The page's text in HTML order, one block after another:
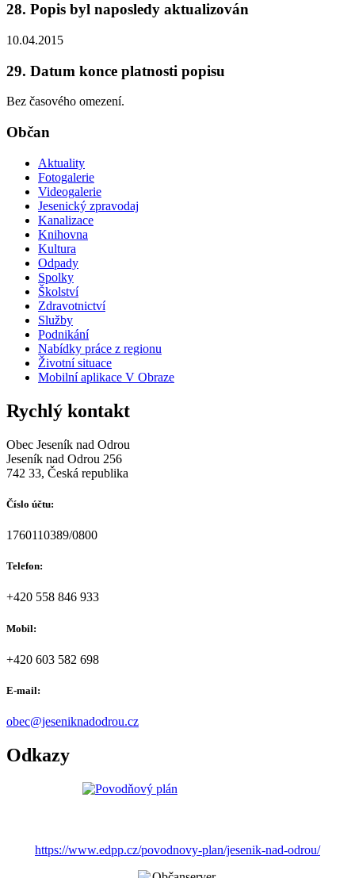
28. Popis byl naposledy aktualizován
10.04.2015
29. Datum konce platnosti popisu
Bez časového omezení.
Občan
Aktuality
Fotogalerie
Videogalerie
Jesenický zpravodaj
Kanalizace
Knihovna
Kultura
Odpady
Spolky
Školství
Zdravotnictví
Služby
Podnikání
Nabídky práce z regionu
Životní situace
Mobilní aplikace V Obraze
Rychlý kontakt
Obec Jeseník nad Odrou
Jeseník nad Odrou 256
742 33, Česká republika
Číslo účtu:
1760110389/0800
Telefon:
+420 558 846 933
Mobil:
+420 603 582 698
E-mail:
obec@jeseniknadodrou.cz
Odkazy
https://www.edpp.cz/povodnovy-plan/jesenik-nad-odrou/